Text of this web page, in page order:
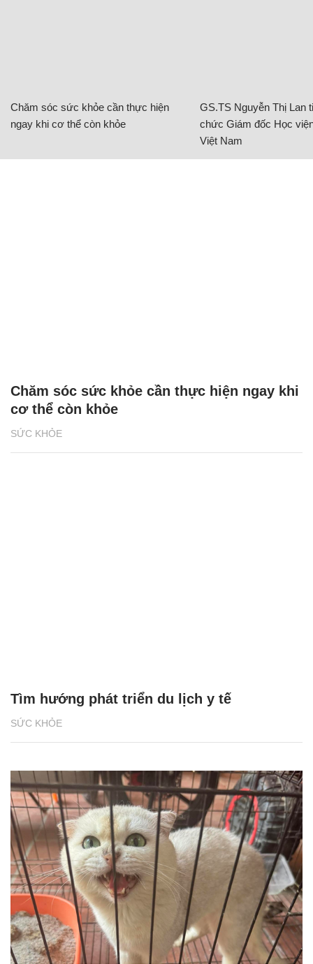
Chăm sóc sức khỏe cần thực hiện
ngay khi cơ thể còn khỏe
GS.TS Nguyễn Thị Lan
chức Giám đốc Học
Việt Nam
SỨC KHỎE
Chăm sóc sức khỏe cần thực hiện ngay khi
cơ thể còn khỏe
SỨC KHỎE
Tìm hướng phát triển du lịch y tế